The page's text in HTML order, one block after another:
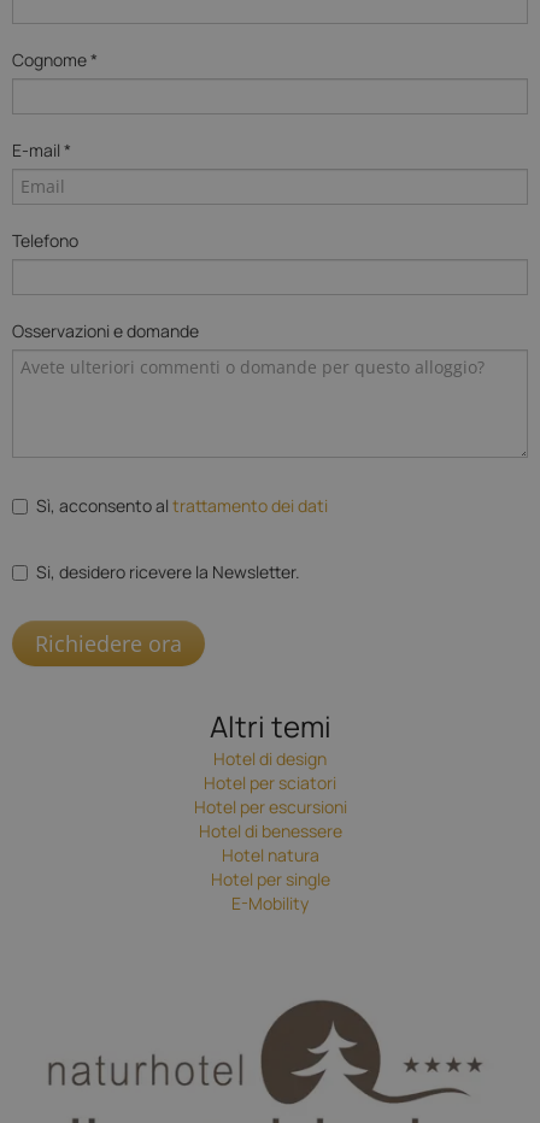
Cognome *
E-mail *
Telefono
Osservazioni e domande
Sì, acconsento al trattamento dei dati
Si, desidero ricevere la Newsletter.
Richiedere ora
Altri temi
Hotel di design
Hotel per sciatori
Hotel per escursioni
Hotel di benessere
Hotel natura
Hotel per single
E-Mobility